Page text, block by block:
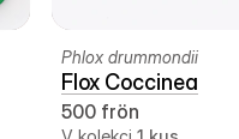
Phlox drummondii
Flox Coccinea
500 frön